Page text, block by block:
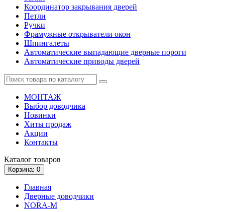
Координатор закрывания дверей
Петли
Ручки
Фрамужные открыватели окон
Шпингалеты
Автоматические выпадающие дверные пороги
Автоматические приводы дверей
МОНТАЖ
Выбор доводчика
Новинки
Хиты продаж
Акции
Контакты
Каталог товаров
Корзина: 0
Главная
Дверные доводчики
NORA-M